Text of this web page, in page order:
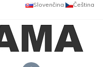
Čeština
Slovenčina